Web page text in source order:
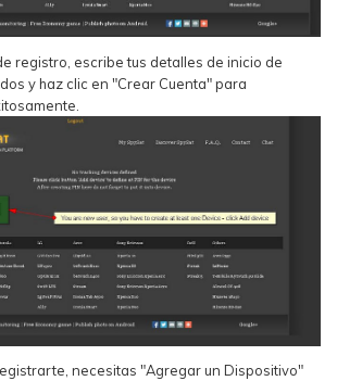
registro, escribe tus detalles de inicio de
y haz clic en "Crear Cuenta" para
necesitas "Agregar un Dispositivo"